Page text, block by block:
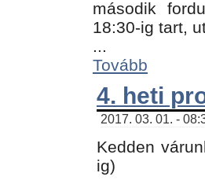
második
18:30-ig tart,
...
Tovább
4. heti
2017. 03. 01. -
Kedden
ig)